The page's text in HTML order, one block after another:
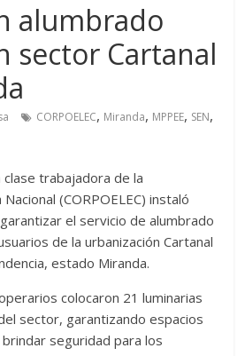
alumbrado
sector Cartanal
CORPOELEC, Miranda, MPPEE, SEN,
clase trabajadora de la
(CORPOELEC) instaló
el servicio de alumbrado
de la urbanización Cartanal
estado Miranda.
colocaron 21 luminarias
sector, garantizando espacios
seguridad para los